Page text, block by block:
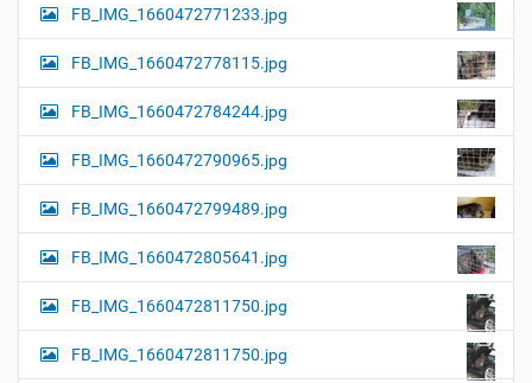
FB_IMG_1660472771233.jpg
FB_IMG_1660472778115.jpg
FB_IMG_1660472784244.jpg
FB_IMG_1660472790965.jpg
FB_IMG_1660472799489.jpg
FB_IMG_1660472805641.jpg
FB_IMG_1660472811750.jpg
FB_IMG_1660472811750.jpg